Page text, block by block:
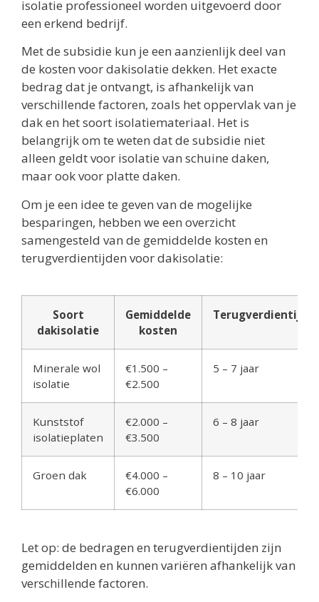
isolatie professioneel worden uitgevoerd door
een erkend bedrijf.
Met de subsidie kun je een aanzienlijk deel van
de kosten voor dakisolatie dekken. Het exacte
bedrag dat je ontvangt, is afhankelijk van
verschillende factoren, zoals het oppervlak van je
dak en het soort isolatiemateriaal. Het is
belangrijk om te weten dat de subsidie niet
alleen geldt voor isolatie van schuine daken,
maar ook voor platte daken.
Om je een idee te geven van de mogelijke
besparingen, hebben we een overzicht
samengesteld van de gemiddelde kosten en
terugverdientijden voor dakisolatie:
Soort
dakisolatie
Gemiddelde
kosten
Terugverdientijd
Minerale wol
isolatie
€1.500 –
€2.500
5 – 7 jaar
Kunststof
isolatieplaten
€2.000 –
€3.500
6 – 8 jaar
Groen dak
€4.000 –
€6.000
8 – 10 jaar
Let op: de bedragen en terugverdientijden zijn
gemiddelden en kunnen variëren afhankelijk van
verschillende factoren.